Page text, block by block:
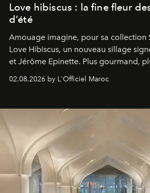
Love hibiscus : la fine fleur
d’été
Amouage imagine, pour sa collection
Love Hibiscus, un nouveau sillage
et Jérôme Epinette. Plus gourmand,
02.08.2026 by L'Officiel Maroc